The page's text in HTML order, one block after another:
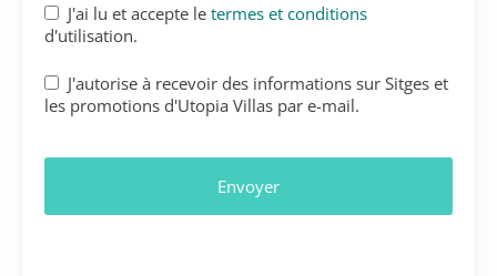
J'ai lu et accepte le termes et conditions
d'utilisation.
J'autorise à recevoir des informations sur Sitges et
les promotions d'Utopia Villas par e-mail.
Envoyer